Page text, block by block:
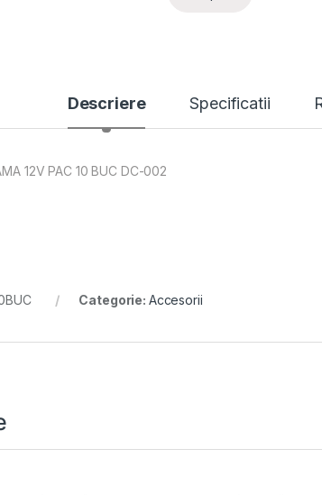
Descriere Specificatii
12V PAC 10 BUC DC-002
Categorie: Accesorii